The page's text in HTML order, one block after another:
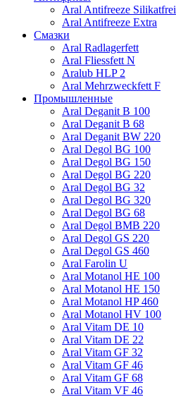
Aral Antifreeze Silikatfrei
Aral Antifreeze Extra
Смазки
Aral Radlagerfett
Aral Fliessfett N
Aralub HLP 2
Aral Mehrzweckfett F
Промышленные
Aral Deganit B 100
Aral Deganit B 68
Aral Deganit BW 220
Aral Degol BG 100
Aral Degol BG 150
Aral Degol BG 220
Aral Degol BG 32
Aral Degol BG 320
Aral Degol BG 68
Aral Degol BMB 220
Aral Degol GS 220
Aral Degol GS 460
Aral Farolin U
Aral Motanol HE 100
Aral Motanol HE 150
Aral Motanol HP 460
Aral Motanol HV 100
Aral Vitam DE 10
Aral Vitam DE 22
Aral Vitam GF 32
Aral Vitam GF 46
Aral Vitam GF 68
Aral Vitam VF 46